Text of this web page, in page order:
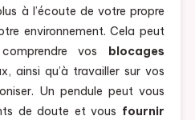
à l’écoute de votre propre
environnement. Cela peut
vos blocages
ainsi qu’à travailler sur vos
Un pendule peut vous
de doute et vous fournir